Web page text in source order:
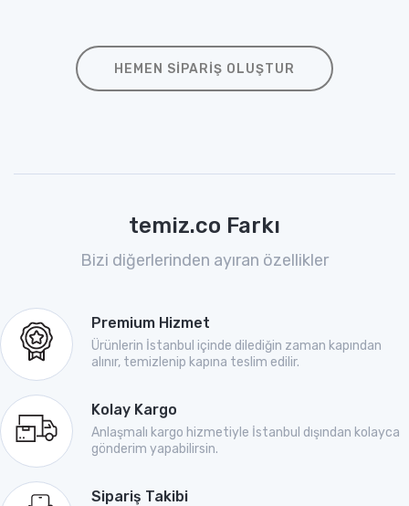
HEMEN SIPARIŞ OLUŞTUR
temiz.co Farkı
Bizi diğerlerinden ayıran özellikler
Premium Hizmet
Ürünlerin İstanbul içinde dilediğin zaman kapından
alınır, temizlenip kapına teslim edilir.
Kolay Kargo
Anlaşmalı kargo hizmetiyle İstanbul dışından kolayca
gönderim yapabilirsin.
Sipariş Takibi